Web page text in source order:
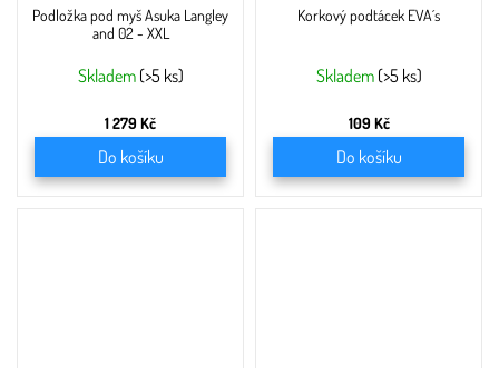
Podložka pod myš Asuka Langley
and 02 - XXL
Skladem (>5 ks)
1 279 Kč
Do košíku
Korkový podtácek EVA´s
Skladem (>5 ks)
109 Kč
Do košíku